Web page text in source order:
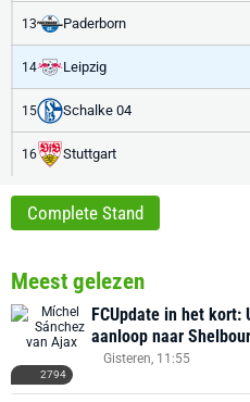
13 Paderborn
14 Leipzig
15 Schalke 04
16 Stuttgart
Complete Stand
Meest gelezen
2794
FCUpdate in het kort:
aanloop naar
Gisteren, 11:55